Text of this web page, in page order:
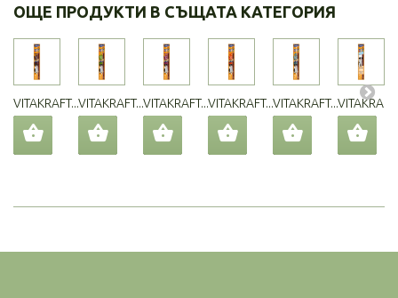
ОЩЕ ПРОДУКТИ В СЪЩАТА КАТЕГОРИЯ
VITAKRAFT...VITAKRAFT...VITAKRAFT...VITAKRAFT...VITAKRAFT...